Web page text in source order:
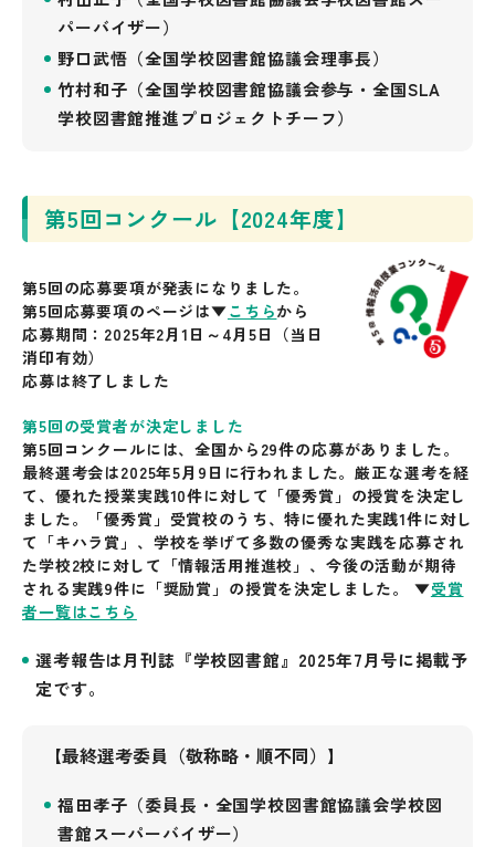
パーバイザー）
野口武悟（全国学校図書館協議会理事長）
竹村和子（全国学校図書館協議会参与・全国SLA
学校図書館推進プロジェクトチーフ）
第5回コンクール【2024年度】
第5回の応募要項が発表になりました。
第5回応募要項のページは▼こちらから
応募期間：2025年2月1日～4月5日（当日
消印有効）
応募は終了しました
第5回の受賞者が決定しました
第5回コンクールには、全国から29件の応募がありました。
最終選考会は2025年5月9日に行われました。厳正な選考を経
て、優れた授業実践10件に対して「優秀賞」の授賞を決定し
ました。「優秀賞」受賞校のうち、特に優れた実践1件に対し
て「キハラ賞」、学校を挙げて多数の優秀な実践を応募され
た学校2校に対して「情報活用推進校」、今後の活動が期待
される実践9件に「奨励賞」の授賞を決定しました。 ▼受賞
者一覧はこちら
選考報告は月刊誌『学校図書館』2025年7月号に掲載予
定です。
【最終選考委員（敬称略・順不同）】
福田孝子（委員長・全国学校図書館協議会学校図
書館スーパーバイザー）